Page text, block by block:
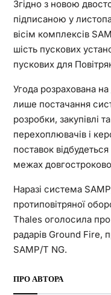
Згідно з новою
підписаною у
вісім комплексів
шість пускових
пускових для
Угода розрахована
лише постачання
розробки, закупівлі
перехоплювачів і
поставок
межах
Наразі система
протиповітряної
Thales оголосила
радарів Ground Fire,
SAMP/T NG.
ПРО АВТОРА